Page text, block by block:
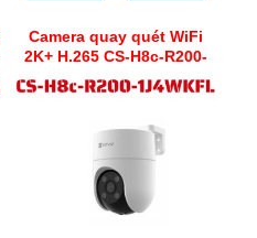
Camera quay quét WiFi
2K+ H.265 CS-H8c-R200-
1J4WKFL